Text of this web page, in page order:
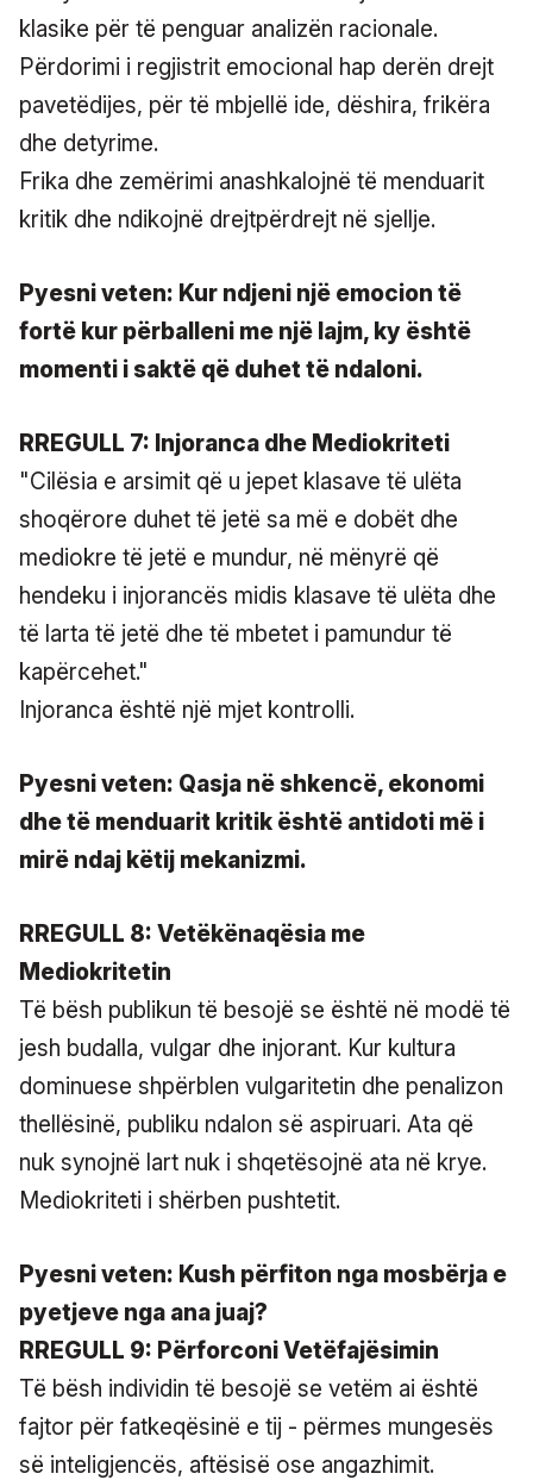
klasike për të penguar analizën racionale.
Përdorimi i regjistrit emocional hap derën drejt
pavetëdijes, për të mbjellë ide, dëshira, frikëra
dhe detyrime.
Frika dhe zemërimi anashkalojnë të menduarit
kritik dhe ndikojnë drejtpërdrejt në sjellje.
Pyesni veten: Kur ndjeni një emocion të
fortë kur përballeni me një lajm, ky është
momenti i saktë që duhet të ndaloni.
RREGULL 7: Injoranca dhe Mediokriteti
"Cilësia e arsimit që u jepet klasave të ulëta
shoqërore duhet të jetë sa më e dobët dhe
mediokre të jetë e mundur, në mënyrë që
hendeku i injorancës midis klasave të ulëta dhe
të larta të jetë dhe të mbetet i pamundur të
kapërcehet."
Injoranca është një mjet kontrolli.
Pyesni veten: Qasja në shkencë, ekonomi
dhe të menduarit kritik është antidoti më i
mirë ndaj këtij mekanizmi.
RREGULL 8: Vetëkënaqësia me
Mediokritetin
Të bësh publikun të besojë se është në modë të
jesh budalla, vulgar dhe injorant. Kur kultura
dominuese shpërblen vulgaritetin dhe penalizon
thellësinë, publiku ndalon së aspiruari. Ata që
nuk synojnë lart nuk i shqetësojnë ata në krye.
Mediokriteti i shërben pushtetit.
Pyesni veten: Kush përfiton nga mosbërja e
pyetjeve nga ana juaj?
RREGULL 9: Përforconi Vetëfajësimin
Të bësh individin të besojë se vetëm ai është
fajtor për fatkeqësinë e tij - përmes mungesës
së inteligjencës, aftësisë ose angazhimit.